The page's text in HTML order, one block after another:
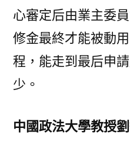
心審定后由業主委
修金最終才能被動
程，能走到最后申
少。
中國政法大學教授劉